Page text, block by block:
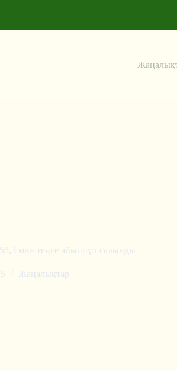
58,3 млн теңге айыппұл салынды
Жаңалықтар